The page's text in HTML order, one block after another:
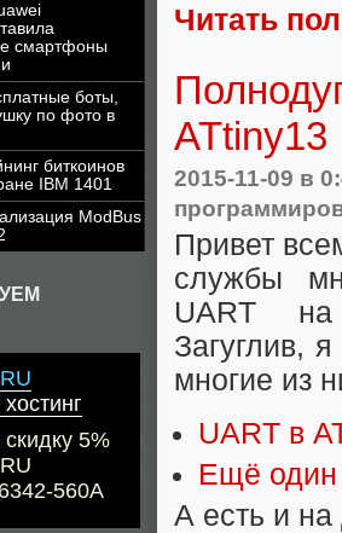
смартфоны
боты,
по фото в
биткоинов
IBM 1401
ModBus
5%
560A
Читать
ATtiny13
2015-11-09 в
Привет
службы
UART на
Загуглив,
многие из
UART в
Ещё один
А есть и на